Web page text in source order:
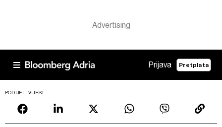
Prijava Pretplata
PODIJELI VIJEST